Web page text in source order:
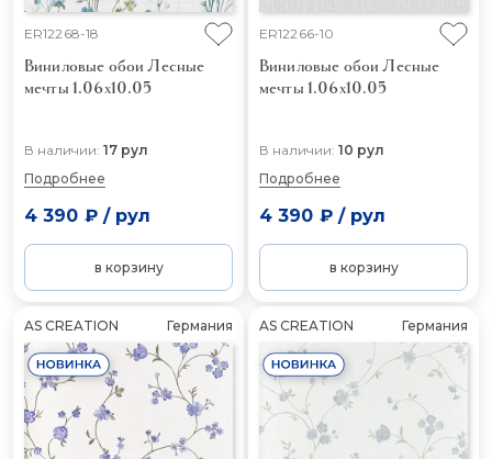
ER12268-18
Виниловые обои Лесные
мечты 1.06x10.05
В наличии: 17 рул
Подробнее
4 390 ₽/ рул
в корзину
ER12266-10
Виниловые обои Лесные
мечты 1.06x10.05
В наличии: 10 рул
Подробнее
4 390 ₽/ рул
в корзину
AS CREATION Германия AS CREATION Германия